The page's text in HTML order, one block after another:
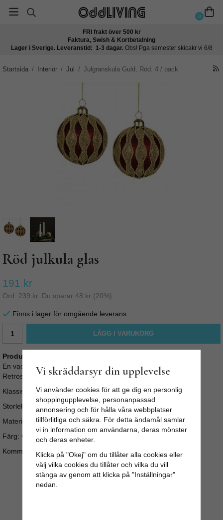
0
FRI frakt över 500 kr
Faktura, Swish & Kortbetalning
Lager i Sverige. Leveranstid: 1-3 dagar. Obs! Pga semester skicakr vi 6/8
Startsida / Interiör / Jul / Julgranskula Guld, Röd. 4 / pack
Röd julkula glas
191 kr
Ord. 239 kr . Du sparar 48 kr (20%)
Finns i lager för omgående leverans
LÄGG I VARUKORG
Produktbeskrivning:
En vacker glaskula som passar perfekt till granen eller annat. I
Retrostil som för tankarna till gammaldags jul.
Klassisk julgranskula för den nostalgiska julkänslan.
Storlek: Ø 8 cm
Material: Glas
Färg: Glittigt guld och röd
Kommer i set om 4 i en speciell låda.
Vi skräddarsyr din upplevelse
Vi använder cookies för att ge dig en personlig
shoppingupplevelse, personanpassad
annonsering och för hålla våra webbplatser
tillförlitliga och säkra. För detta ändamål samlar
vi in information om användarna, deras mönster
och deras enheter.
Klicka på "Okej" om du tillåter alla cookies eller
välj vilka cookies du tillåter och vilka du vill
stänga av genom att klicka på "Inställningar"
nedan.